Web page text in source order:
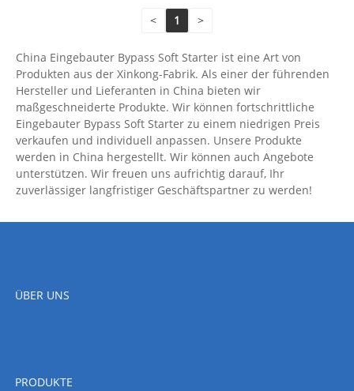
< 1 >
China Eingebauter Bypass Soft Starter ist eine Art von
Produkten aus der Xinkong-Fabrik. Als einer der führenden
Hersteller und Lieferanten in China bieten wir
maßgeschneiderte Produkte. Wir können fortschrittliche
Eingebauter Bypass Soft Starter zu einem niedrigen Preis
verkaufen und individuell anpassen. Unsere Produkte
werden in China hergestellt. Wir können auch Angebote
unterstützen. Wir freuen uns aufrichtig darauf, Ihr
zuverlässiger langfristiger Geschäftspartner zu werden!
ÜBER UNS
PRODUKTE